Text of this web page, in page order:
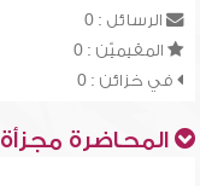
الرسائل : 0
المقيميّن : 0
في خزائن : 0
المحاضرة مجزأة